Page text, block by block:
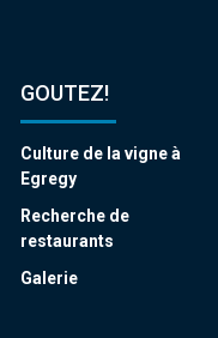
GOUTEZ!
Culture de la vigne à
Egregy
Recherche de
restaurants
Galerie